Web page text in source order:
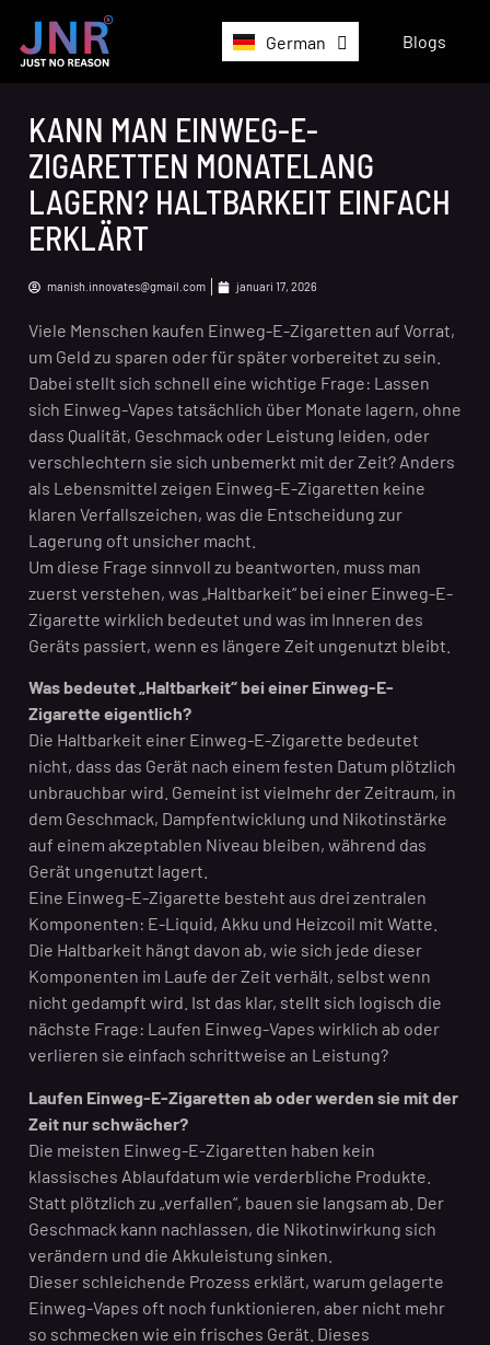
German
English
Blogs
KANN MAN EINWEG-E-
ZIGARETTEN MONATELANG
LAGERN? HALTBARKEIT EINFACH
ERKLÄRT
manish.innovates@gmail.com januari 17, 2026
Viele Menschen kaufen Einweg-E-Zigaretten auf Vorrat,
um Geld zu sparen oder für später vorbereitet zu sein.
Dabei stellt sich schnell eine wichtige Frage: Lassen
sich Einweg-Vapes tatsächlich über Monate lagern, ohne
dass Qualität, Geschmack oder Leistung leiden, oder
verschlechtern sie sich unbemerkt mit der Zeit? Anders
als Lebensmittel zeigen Einweg-E-Zigaretten keine
klaren Verfallszeichen, was die Entscheidung zur
Lagerung oft unsicher macht.
Um diese Frage sinnvoll zu beantworten, muss man
zuerst verstehen, was „Haltbarkeit“ bei einer Einweg-E-
Zigarette wirklich bedeutet und was im Inneren des
Geräts passiert, wenn es längere Zeit ungenutzt bleibt.
Was bedeutet „Haltbarkeit“ bei einer Einweg-E-
Zigarette eigentlich?
Die Haltbarkeit einer Einweg-E-Zigarette bedeutet
nicht, dass das Gerät nach einem festen Datum plötzlich
unbrauchbar wird. Gemeint ist vielmehr der Zeitraum, in
dem Geschmack, Dampfentwicklung und Nikotinstärke
auf einem akzeptablen Niveau bleiben, während das
Gerät ungenutzt lagert.
Eine Einweg-E-Zigarette besteht aus drei zentralen
Komponenten: E-Liquid, Akku und Heizcoil mit Watte.
Die Haltbarkeit hängt davon ab, wie sich jede dieser
Komponenten im Laufe der Zeit verhält, selbst wenn
nicht gedampft wird. Ist das klar, stellt sich logisch die
nächste Frage: Laufen Einweg-Vapes wirklich ab oder
verlieren sie einfach schrittweise an Leistung?
Laufen Einweg-E-Zigaretten ab oder werden sie mit der
Zeit nur schwächer?
Die meisten Einweg-E-Zigaretten haben kein
klassisches Ablaufdatum wie verderbliche Produkte.
Statt plötzlich zu „verfallen“, bauen sie langsam ab. Der
Geschmack kann nachlassen, die Nikotinwirkung sich
verändern und die Akkuleistung sinken.
Dieser schleichende Prozess erklärt, warum gelagerte
Einweg-Vapes oft noch funktionieren, aber nicht mehr
so schmecken wie ein frisches Gerät. Dieses